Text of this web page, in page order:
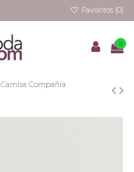
Favoritos (0)
0
Camisa Compañía